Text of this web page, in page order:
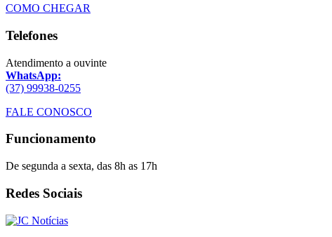
COMO CHEGAR
Telefones
Atendimento a ouvinte
WhatsApp:
(37) 99938-0255
FALE CONOSCO
Funcionamento
De segunda a sexta, das 8h as 17h
Redes Sociais